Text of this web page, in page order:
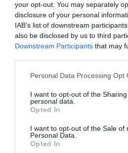
your opt-out. You may separately
disclosure of your personal
IAB’s list of downstream
also be disclosed by us to third
Downstream Participants that may
Please note that this website/app
not limited to your visit or usage
grant or deny consent to Google
use your data for below specified
consent section.
Personal Data Processing Opt
I want to opt-out of the
personal data.
Opted In
I want to opt-out of the Sale of
Personal Data.
Opted In
06.08.2026 | 13:15
Χαλκίδα τώρα φωτιά σε
κατάστημα
πρόσωπο της βραδιάς σε
πανηγύρι της Εύβοιας
Ελλάδα: Νέες επενδύσεις 1 δισ.
έως το 2028 για την Ενέργεια
Πασίγνωστο
κοσμηματοπωλείο
έπιασε φωτιά στην
Εύβοια
Σε αυτή την περιοχή